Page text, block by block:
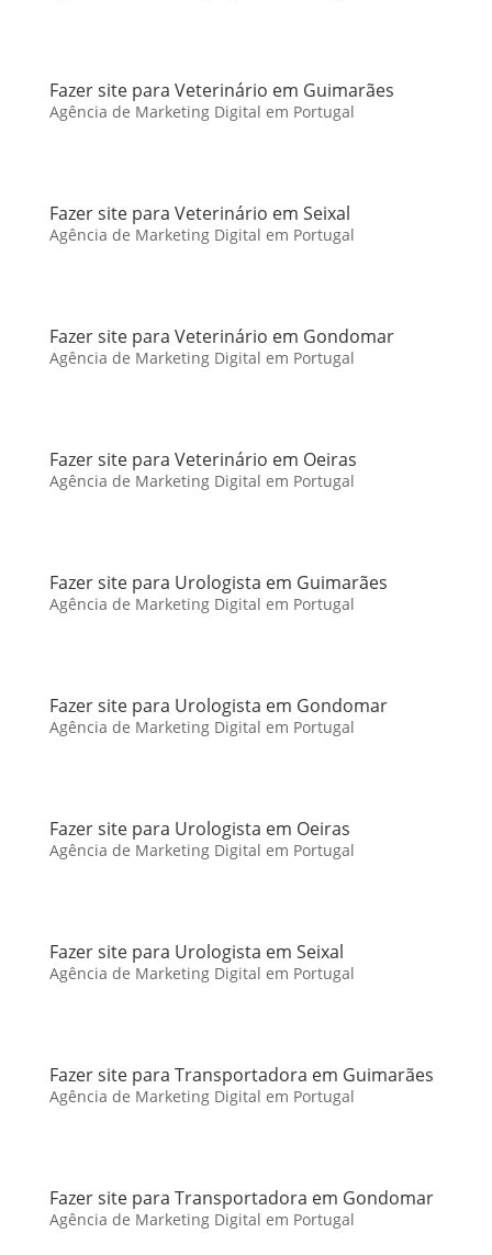
Fazer site para Veterinário em Guimarães
Agência de Marketing Digital em Portugal
Fazer site para Veterinário em Seixal
Agência de Marketing Digital em Portugal
Fazer site para Veterinário em Gondomar
Agência de Marketing Digital em Portugal
Fazer site para Veterinário em Oeiras
Agência de Marketing Digital em Portugal
Fazer site para Urologista em Guimarães
Agência de Marketing Digital em Portugal
Fazer site para Urologista em Gondomar
Agência de Marketing Digital em Portugal
Fazer site para Urologista em Oeiras
Agência de Marketing Digital em Portugal
Fazer site para Urologista em Seixal
Agência de Marketing Digital em Portugal
Fazer site para Transportadora em Guimarães
Agência de Marketing Digital em Portugal
Fazer site para Transportadora em Gondomar
Agência de Marketing Digital em Portugal